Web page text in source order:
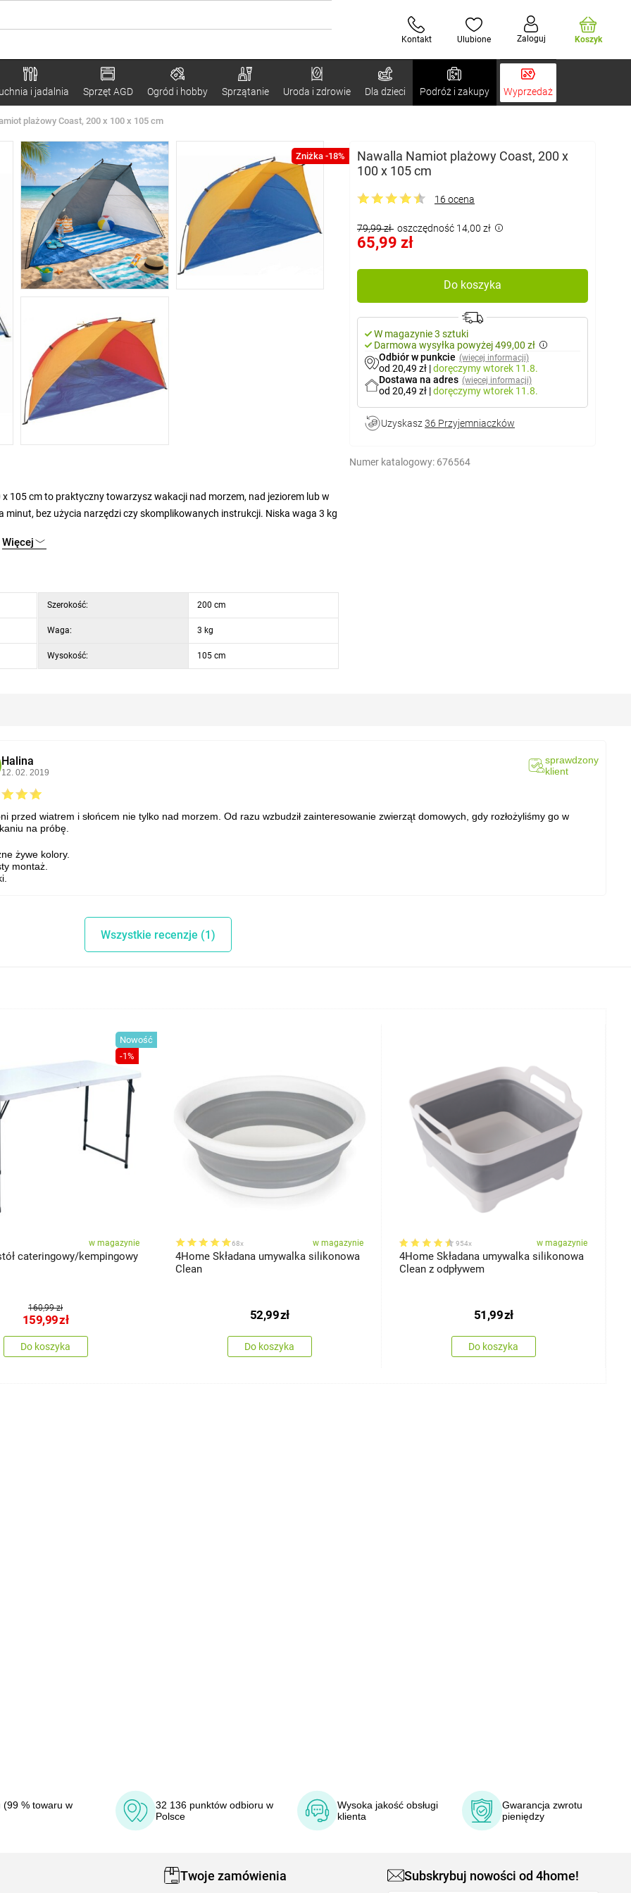
Kontakt Ulubione Zaloguj Koszyk
i jadalnia Sprzęt AGD Ogród i hobby Sprzątanie Uroda i zdrowie Dla dzieci Podróż i zakupy Wyprzedaż
plażowy Coast, 200 x 100 x 105 cm
Zniżka -18%
Nawalla Namiot plażowy Coast, 200 x
100 x 105 cm
16 ocena
79,99 zł oszczędność 14,00 zł
65,99 zł
Do koszyka
W magazynie 3 sztuki
Darmowa wysyłka powyżej 499,00 zł
Odbiór w punkcie (więcej informacji)
od 20,49 zł |doręczymywtorek 11.8.
Dostawa na adres (więcej informacji)
od 20,49 zł |doręczymywtorek 11.8.
Uzyskasz 36 Przyjemniaczków
Numer katalogowy: 676564
105 cm to praktyczny towarzysz wakacji nad morzem, nad jeziorem lub w
bez użycia narzędzi czy skomplikowanych instrukcji. Niska waga 3 kg
przed zimnym wiatrem. Jest idealny nie tylko dla dorosłych, ale także dla
Więcej
Szerokość: 200 cm
Waga: 3 kg
Wysokość: 105 cm
Halina
12. 02. 2019
sprawdzony
klient
przed wiatrem i słońcem nie tylko nad morzem. Od razu wzbudził zainteresowanie zwierząt domowych, gdy rozłożyliśmy go w
na próbę.
żywe kolory.
montaż.
Wszystkie recenzje (1)
Nowość
-1%
w magazynie
cateringowy/kempingowy
160,99 zł
159,99zł
Do koszyka
68x w magazynie
4Home Składana umywalka silikonowa
Clean
52,99zł
Do koszyka
954x w magazynie
4Home Składana umywalka silikonowa
Clean z odpływem
51,99zł
Do koszyka
(99 % towaru w
32 136 punktów odbioru w
Polsce
Wysoka jakość obsługi
klienta
Gwarancja zwrotu
pieniędzy
Twoje zamówienia Subskrybuj nowości od 4home!